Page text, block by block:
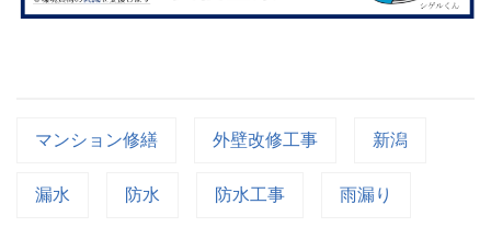
マンション修繕 外壁改修工事 新潟
漏水 防水 防水工事 雨漏り